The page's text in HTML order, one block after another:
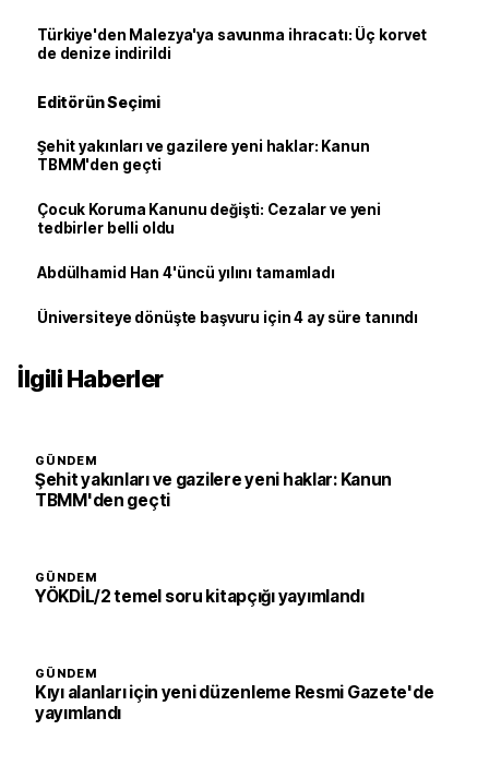
Türkiye'den Malezya'ya savunma ihracatı: Üç korvet
de denize indirildi
Editörün Seçimi
Şehit yakınları ve gazilere yeni haklar: Kanun
TBMM'den geçti
Çocuk Koruma Kanunu değişti: Cezalar ve yeni
tedbirler belli oldu
Abdülhamid Han 4'üncü yılını tamamladı
Üniversiteye dönüşte başvuru için 4 ay süre tanındı
İlgili Haberler
GÜNDEM
Şehit yakınları ve gazilere yeni haklar: Kanun
TBMM'den geçti
GÜNDEM
YÖKDİL/2 temel soru kitapçığı yayımlandı
GÜNDEM
Kıyı alanları için yeni düzenleme Resmi Gazete'de
yayımlandı